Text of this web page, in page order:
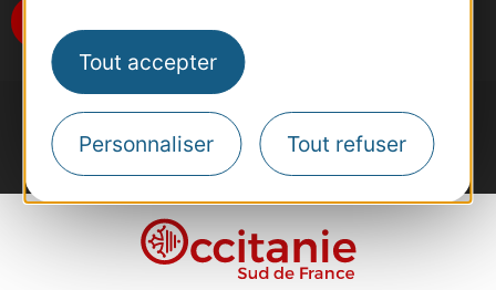
Tout accepter
Personnaliser Tout refuser
#VoyageOccitanie